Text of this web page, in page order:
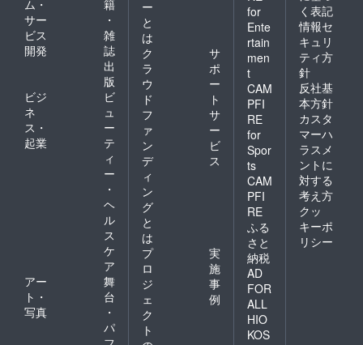
ム・
サー
ビス
開発
籍
・
雑
誌
出
版
ビジ
ネ
ス・
起業
ビ
ュ
ー
テ
ィ
ー
・
ヘ
ル
ス
ケ
ア
アー
ト・
写真
舞
台
・
パ
ー
と
は
ク
ラ
ウ
ド
フ
ァ
ン
デ
ィ
ン
グ
と
は
サ
ポ
ー
ト
サ
ー
ビ
ス
プ
ロ
ジ
ェ
ク
ト
実
施
事
例
for
Ente
rtain
men
t
CAM
PFI
RE
for
Spor
ts
CAM
PFI
RE
ふる
さと
納税
AD
FOR
ALL
HIO
KOS
く表記
情報セ
キュリ
ティ方
針
反社基
本方針
カスタ
マーハ
ラスメ
ントに
対する
考え方
クッ
キーポ
リシー